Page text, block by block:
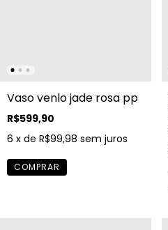
Vaso venlo jade rosa pp
R$599,90
6 x de R$99,98 sem juros